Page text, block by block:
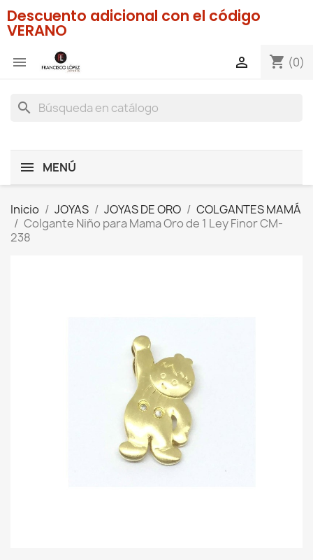
Descuento adicional con el código
VERANO
 shopping_cart (0)

search
MENÚ
Inicio JOYAS JOYAS DE ORO
COLGANTES MAMÁ
Colgante Niño para Mama Oro de 1 Ley Finor CM-
238